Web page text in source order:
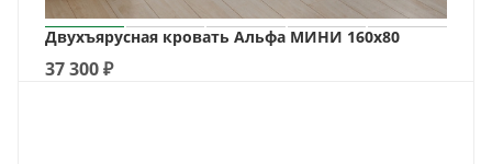
Двухъярусная кровать Альфа МИНИ 160х80
37 300₽